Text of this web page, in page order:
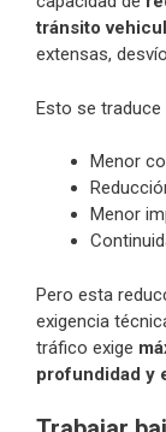
tránsito
extensas,
Esto se traduce
Menor
Menor
Pero esta
exigencia
tráfico exige
profundidad y